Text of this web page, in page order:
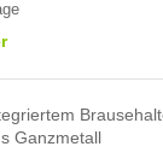
Ganzmetall